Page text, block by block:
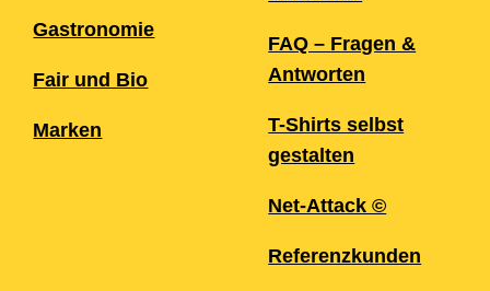
Gastronomie
Fair und Bio
Marken
FAQ – Fragen &
Antworten
T-Shirts selbst
gestalten
Net-Attack ©
Referenzkunden